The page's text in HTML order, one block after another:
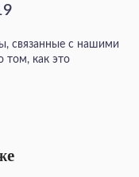
связанные с нашими
том, как это